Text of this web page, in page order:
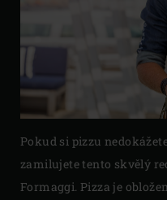
Pokud si pizzu
zamilujete tento skvělý
Formaggi. Pizza je